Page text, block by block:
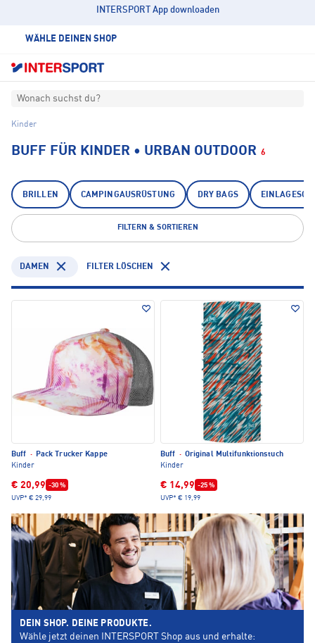
INTERSPORT App downloaden
WÄHLE DEINEN SHOP
Wonach suchst du?
Kinder
BUFF FÜR KINDER • URBAN OUTDOOR 6
BRILLEN CAMPINGAUSRÜSTUNG DRY BAGS
FILTERN & SORTIEREN
DAMEN FILTER LÖSCHEN
Buff ·
Pack Trucker Kappe
Kinder
€ 20,99 -30 %
UVP* € 29,99
Buff · Original Multifunktionstuch
Kinder
€ 14,99 -25 %
UVP* € 19,99
DEIN SHOP. DEINE PRODUKTE.
Wähle jetzt deinen INTERSPORT Shop aus und erhalte: